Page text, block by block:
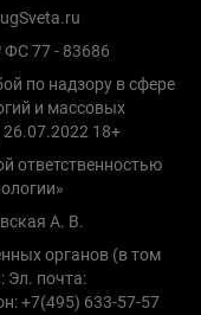
77 - 83686
по надзору в сфере
и массовых
18+
ответственностью
А. В.
органов (в том
Эл. почта:
+7(495) 633-57-57